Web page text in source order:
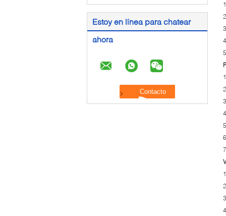
Estoy en línea para chatear
ahora